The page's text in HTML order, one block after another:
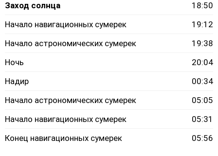
Заход солнца
18:50
Начало навигационных сумерек
19:12
Начало астрономических сумерек
19:38
Ночь
20:04
Надир
00:34
Начало астрономических сумерек
05:05
Начало навигационных сумерек
05:31
Конец навигационных сумерек
05:56